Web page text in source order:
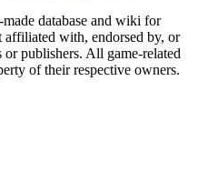
database and wiki for
affiliated with, endorsed by, or
or publishers. All game-related
of their respective owners.